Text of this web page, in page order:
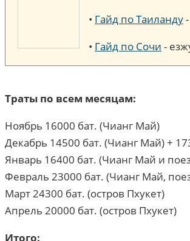
• Гайд по Таиланду
• Гайд по Сочи -
Траты по всем месяцам:
Ноябрь 16000 бат. (Чианг Май)
Декабрь 14500 бат. (Чианг Май) +
Январь 16400 бат. (Чианг Май и
Февраль 23000 бат. (Чианг Май,
Март 24300 бат. (остров Пхукет)
Апрель 20000 бат. (остров Пхукет)
Итого: